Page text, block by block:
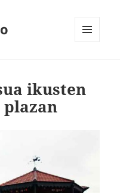
ikusten